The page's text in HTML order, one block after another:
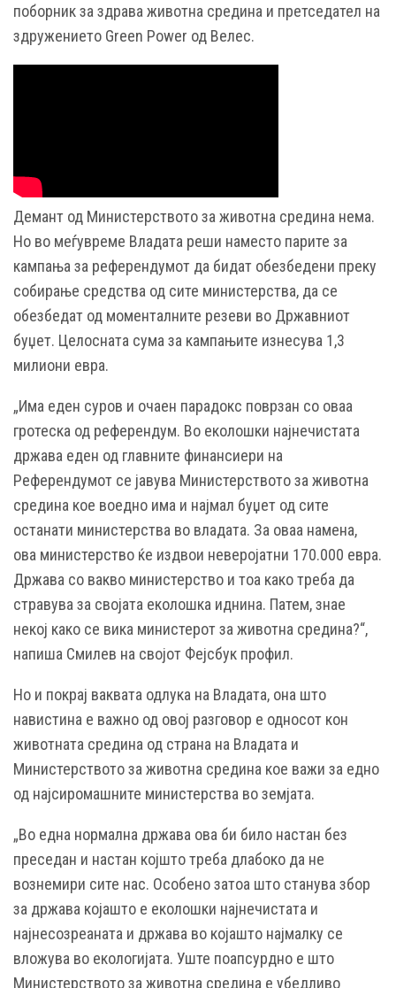
поборник за здрава животна средина и претседател на
здружението Green Power од Велес.
Демант од Министерството за животна средина нема.
Но во меѓувреме Владата реши наместо парите за
кампања за референдумот да бидат обезбедени преку
собирање средства од сите министерства, да се
обезбедат од моменталните резеви во Државниот
буџет. Целосната сума за кампањите изнесува 1,3
милиони евра.
„Има еден суров и очаен парадокс поврзан со оваа
гротеска од референдум. Во еколошки најнечистата
држава еден од главните финансиери на
Референдумот се јавува Министерството за животна
средина кое воедно има и најмал буџет од сите
останати министерства во владата. За оваа намена,
ова министерство ќе издвои неверојатни 170.000 евра.
Држава со вакво министерство и тоа како треба да
стравува за својата еколошка иднина. Патем, знае
некој како се вика министерот за животна средина?“,
напиша Смилев на својот Фејсбук профил.
Но и покрај ваквата одлука на Владата, она што
навистина е важно од овој разговор е односот кон
животната средина од страна на Владата и
Министерството за животна средина кое важи за едно
од најсиромашните министерства во земјата.
„Во една нормална држава ова би било настан без
преседан и настан којшто треба длабоко да не
вознемири сите нас. Особено затоа што станува збор
за држава којашто е еколошки најнечистата и
најнесозреаната и држава во којашто најмалку се
вложува во екологијата. Уште поапсурдно е што
Министерството за животна средина е убедливо